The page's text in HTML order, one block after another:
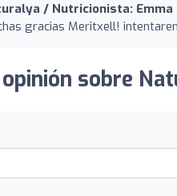
/ Nutricionista: Emma
gracias Meritxell!
sobre